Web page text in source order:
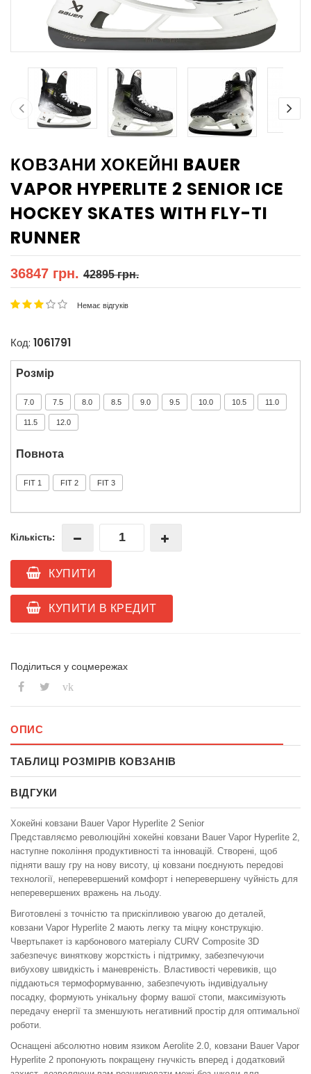
КОВЗАНИ ХОКЕЙНІ BAUER
VAPOR HYPERLITE 2 SENIOR ICE
HOCKEY SKATES WITH FLY-TI
RUNNER
36847 грн. 42895 грн.
Немає відгуків
Код: 1061791
Розмір
7.0 7.5 8.0 8.5 9.0 9.5 10.0 10.5 11.0
11.5 12.0
Повнота
FIT 1 FIT 2 FIT 3
Кількість:
КУПИТИ
КУПИТИ В КРЕДИТ
Поділиться у соцмережах
vk
ОПИС
ТАБЛИЦІ РОЗМІРІВ КОВЗАНІВ
ВІДГУКИ
Хокейні ковзани Bauer Vapor Hyperlite 2 Senior
Представляємо революційні хокейні ковзани Bauer Vapor Hyperlite 2,
наступне покоління продуктивності та інновацій. Створені, щоб
підняти вашу гру на нову висоту, ці ковзани поєднують передові
технології, неперевершений комфорт і неперевершену чуйність для
неперевершених вражень на льоду.
Виготовлені з точністю та прискіпливою увагою до деталей,
ковзани Vapor Hyperlite 2 мають легку та міцну конструкцію.
Чвертьпакет із карбонового матеріалу CURV Composite 3D
забезпечує виняткову жорсткість і підтримку, забезпечуючи
вибухову швидкість і маневреність. Властивості черевиків, що
піддаються термоформуванню, забезпечують індивідуальну
посадку, формують унікальну форму вашої стопи, максимізують
передачу енергії та зменшують негативний простір для оптимальної
роботи.
Оснащені абсолютно новим язиком Aerolite 2.0, ковзани Bauer Vapor
Hyperlite 2 пропонують покращену гнучкість вперед і додатковий